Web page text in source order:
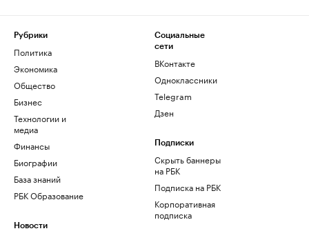
Рубрики
Политика
Экономика
Общество
Бизнес
Технологии и
медиа
Финансы
Биографии
База знаний
РБК Образование
Новости
Социальные
сети
ВКонтакте
Одноклассники
Telegram
Дзен
Подписки
Скрыть баннеры
на РБК
Подписка на РБК
Корпоративная
подписка